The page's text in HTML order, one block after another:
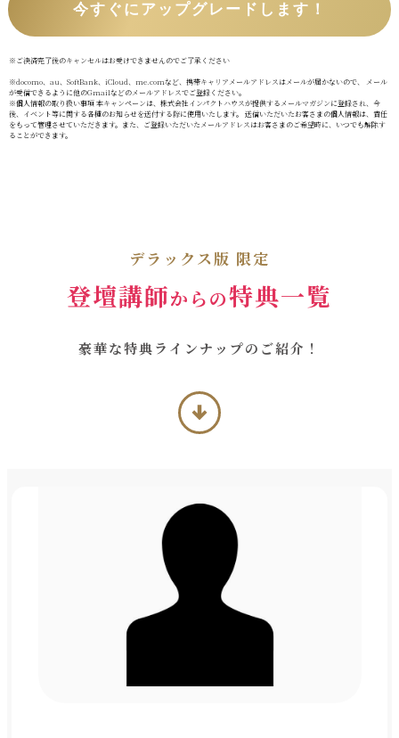
今すぐにアップグレードします！
※ご決済完了後のキャンセルはお受けできませんのでご了承ください
※docomo、au、SoftBank、iCloud、me.comなど、携帯キャリアメールアドレスはメールが届かないので、 メール
が受信できるように他のGmailなどのメールアドレスでご登録ください。
※個人情報の取り扱い事項 本キャンペーンは、株式会社インパクトハウスが提供するメールマガジンに登録され、今
後、イベント等に関する各種のお知らせを送付する際に使用いたします。 送信いただいたお客さまの個人情報は、責任
をもって管理させていただきます。また、ご登録いただいたメールアドレスはお客さまのご希望時に、いつでも解除す
ることができます。
デラックス版 限定
登壇講師からの特典一覧
豪華な特典ラインナップの ご紹介！